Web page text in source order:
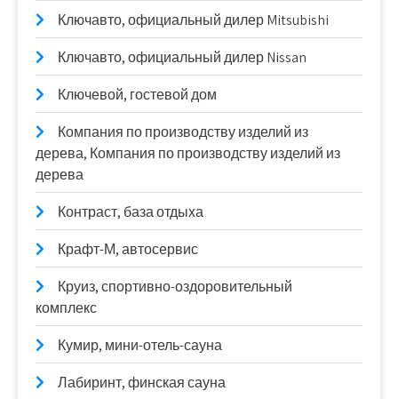
Ключавто, официальный дилер Mitsubishi
Ключавто, официальный дилер Nissan
Ключевой, гостевой дом
Компания по производству изделий из
дерева, Компания по производству изделий из
дерева
Контраст, база отдыха
Крафт-М, автосервис
Круиз, спортивно-оздоровительный
комплекс
Кумир, мини-отель-сауна
Лабиринт, финская сауна